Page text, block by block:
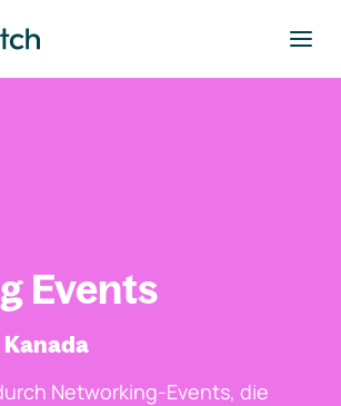
Events
Networking-Events, die